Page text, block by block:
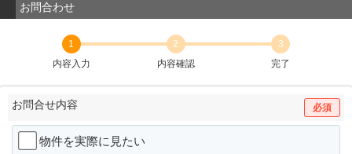
お問合わせ
1
内容入力
2
内容確認
3
完了
お問合せ内容 必須
物件を実際に見たい